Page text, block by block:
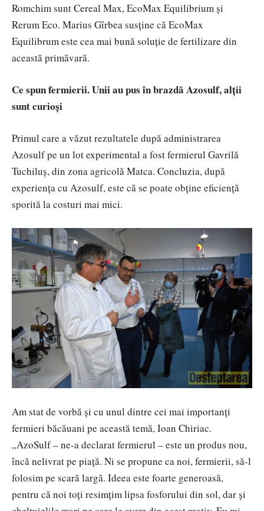
Romchim sunt Cereal Max, EcoMax Equilibrium şi
Rerum Eco. Marius Gîrbea susține că EcoMax
Equilibrum este cea mai bună soluție de fertilizare din
această primăvară.
Ce spun fermierii. Unii au pus în brazdă Azosulf, alții
sunt curioși
Primul care a văzut rezultatele după administrarea
Azosulf pe un lot experimental a fost fermierul Gavrilă
Tuchiluș, din zona agricolă Matca. Concluzia, după
experiența cu Azosulf, este că se poate obține eficiență
sporită la costuri mai mici.
Am stat de vorbă și cu unul dintre cei mai importanți
fermieri băcăuani pe această temă, Ioan Chiriac.
„AzoSulf – ne-a declarat fermierul – este un produs nou,
încă nelivrat pe piață. Ni se propune ca noi, fermierii, să-l
folosim pe scară largă. Ideea este foarte generoasă,
pentru că noi toți resimțim lipsa fosforului din sol, dar și